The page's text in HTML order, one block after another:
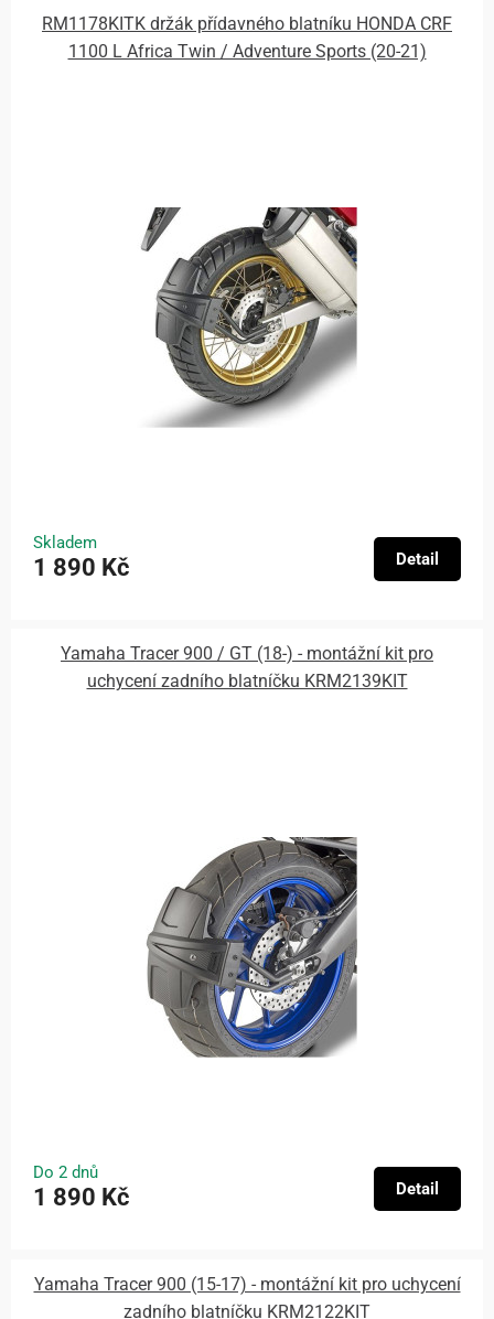
RM1178KITK držák přídavného blatníku HONDA CRF
1100 L Africa Twin / Adventure Sports (20-21)
Skladem
1 890 Kč Detail
Yamaha Tracer 900 / GT (18-) - montážní kit pro
uchycení zadního blatníčku KRM2139KIT
Do 2 dnů
1 890 Kč Detail
Yamaha Tracer 900 (15-17) - montážní kit pro uchycení
zadního blatníčku KRM2122KIT